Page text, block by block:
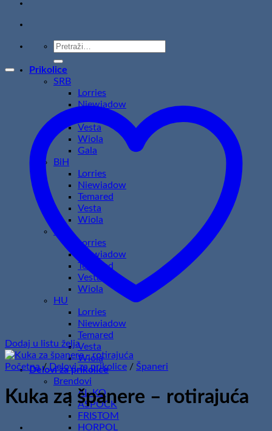
Pretraži:
Prikolice
SRB
Lorries
Niewiadow
Vesta
Wiola
Gala
BiH
Lorries
Niewiadow
Temared
Vesta
Wiola
HR
Lorries
Niewiadow
Temared
Vesta
Wiola
HU
Lorries
Niewiadow
Temared
Vesta
Wiola
Delovi za prikolice
Brendovi
AL-KO
ASPOCK
FRISTOM
HORPOL
Dodaj u listu želja
Početna / Delovi za prikolice / Španeri
Kuka za španere – rotirajuća